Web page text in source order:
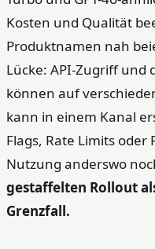
Kosten und Qualität
Produktnamen nah
Lücke: API-Zugriff und
können auf
kann in einem Kanal
Flags, Rate Limits oder
Nutzung anderswo
gestaffelten Rollout
Grenzfall.